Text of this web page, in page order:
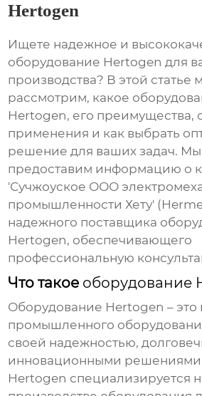
Hertogen
Ищете надежное и
оборудование Hertogen для
производства? В этой статье
рассмотрим, какое
Hertogen, его преимущества,
применения и как выбрать
решение для ваших задач. Мы
предоставим информацию о
'Сучжоуское ООО
промышленности Хету'
надежного поставщика
Hertogen, обеспечивающего
профессиональную
Что такое оборудование
Оборудование Hertogen –
промышленного
своей надежностью,
инновационными
Hertogen специализируется